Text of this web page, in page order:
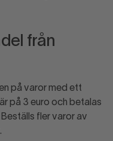
från
på varor med ett
på 3 euro och betalas
fler varor av